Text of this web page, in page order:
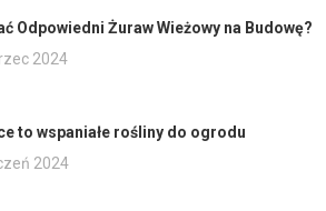
Odpowiedni Żuraw Wieżowy na Budowę?
2024
to wspaniałe rośliny do ogrodu
2024